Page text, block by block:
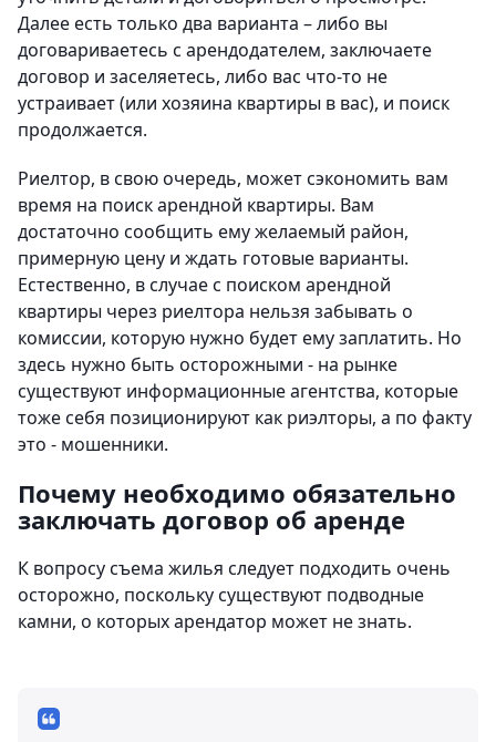
Далее есть только два варианта – либо вы
договариваетесь с арендодателем, заключаете
договор и заселяетесь, либо вас что-то не
устраивает (или хозяина квартиры в вас), и поиск
продолжается.
Риелтор, в свою очередь, может сэкономить вам
время на поиск арендной квартиры. Вам
достаточно сообщить ему желаемый район,
примерную цену и ждать готовые варианты.
Естественно, в случае с поиском арендной
квартиры через риелтора нельзя забывать о
комиссии, которую нужно будет ему заплатить. Но
здесь нужно быть осторожными - на рынке
существуют информационные агентства, которые
тоже себя позиционируют как риэлторы, а по факту
это - мошенники.
Почему необходимо обязательно
заключать договор об аренде
К вопросу съема жилья следует подходить очень
осторожно, поскольку существуют подводные
камни, о которых арендатор может не знать.